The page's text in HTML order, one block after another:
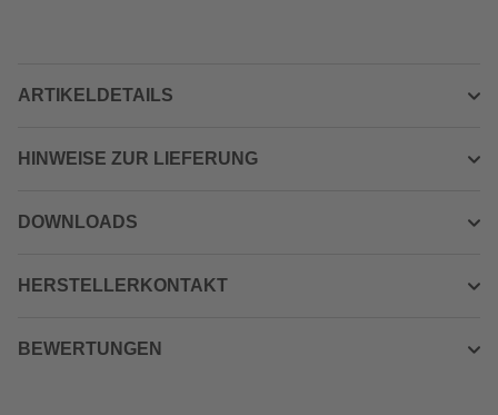
ARTIKELDETAILS
HINWEISE ZUR LIEFERUNG
DOWNLOADS
HERSTELLERKONTAKT
BEWERTUNGEN